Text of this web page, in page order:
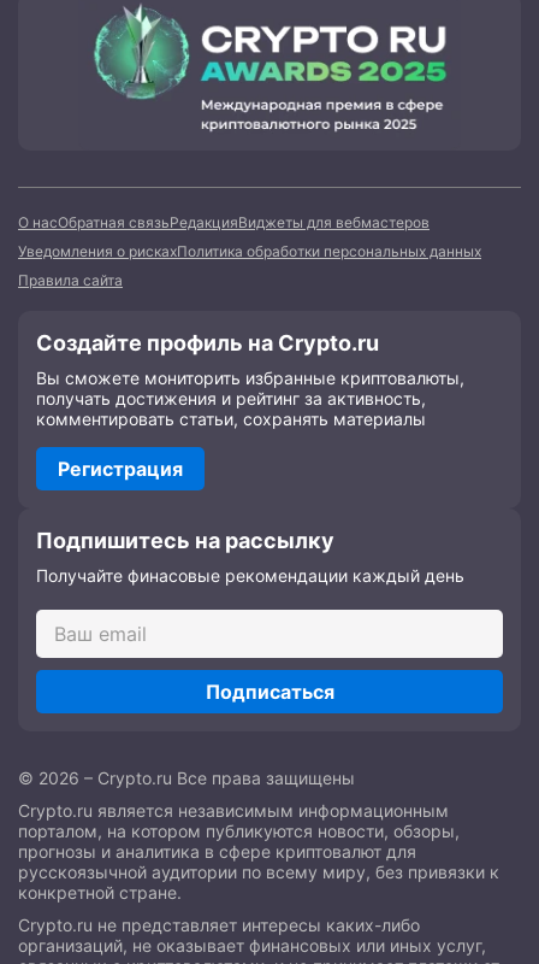
О насОбратная связьРедакцияВиджеты для вебмастеров
Уведомления о рискахПолитика обработки персональных данных
Правила сайта
Создайте профиль на Crypto.ru
Вы сможете мониторить избранные криптовалюты,
получать достижения и рейтинг за активность,
комментировать статьи, сохранять материалы
Регистрация
Подпишитесь на рассылку
Получайте финасовые рекомендации каждый день
Подписаться
© 2026 – Crypto.ru Все права защищены
Crypto.ru является независимым информационным
порталом, на котором публикуются новости, обзоры,
прогнозы и аналитика в сфере криптовалют для
русскоязычной аудитории по всему миру, без привязки к
конкретной стране.
Crypto.ru не представляет интересы каких-либо
организаций, не оказывает финансовых или иных услуг,